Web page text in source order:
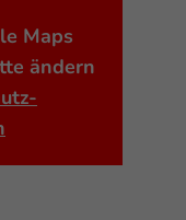
Maps
ändern